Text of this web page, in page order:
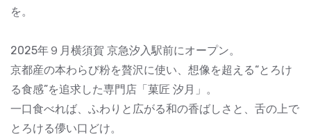
を。
2025年９月横須賀 京急汐入駅前にオープン。
京都産の本わらび粉を贅沢に使い、想像を超える“とろけ
る食感”を追求した専門店「菓匠 汐月」。
一口食べれば、ふわりと広がる和の香ばしさと、舌の上で
とろける儚い口どけ。